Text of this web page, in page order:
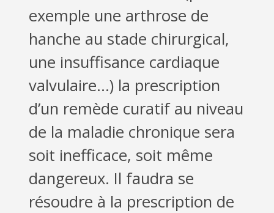
exemple une arthrose de
hanche au stade chirurgical,
une insuffisance cardiaque
valvulaire…) la prescription
d’un remède curatif au niveau
de la maladie chronique sera
soit inefficace, soit même
dangereux. Il faudra se
résoudre à la prescription de